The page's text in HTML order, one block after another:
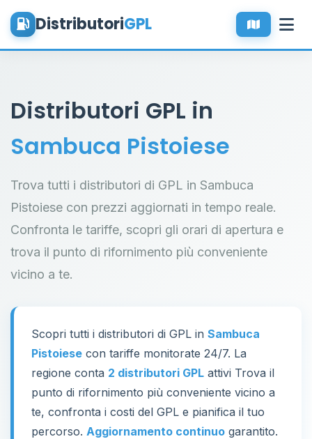
DistributoriGPL
Distributori GPL in
Sambuca Pistoiese
Trova tutti i distributori di GPL in Sambuca
Pistoiese con prezzi aggiornati in tempo reale.
Confronta le tariffe, scopri gli orari di apertura e
trova il punto di rifornimento più conveniente
vicino a te.
Scopri tutti i distributori di GPL in Sambuca
Pistoiese con tariffe monitorate 24/7. La
regione conta 2 distributori GPL attivi Trova il
punto di rifornimento più conveniente vicino a
te, confronta i costi del GPL e pianifica il tuo
percorso. Aggiornamento continuo garantito.